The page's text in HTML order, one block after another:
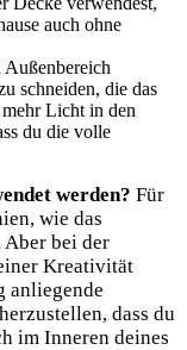
auch ohne
Außenbereich
schneiden, ​die das
Licht in den
du die volle
werden? Für
wie das
Aber bei der
Kreativität
anliegende
dass ​du
im Inneren⁣ deines